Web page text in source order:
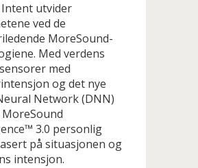
utvider
ved de
MoreSound-
Med verdens
med
og det nye
Network (DNN)
MoreSound
3.0 personlig
på situasjonen og
intensjon.